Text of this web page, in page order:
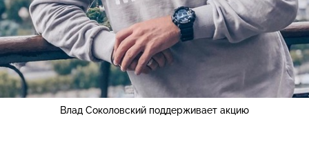
Влад Соколовский поддерживает акцию